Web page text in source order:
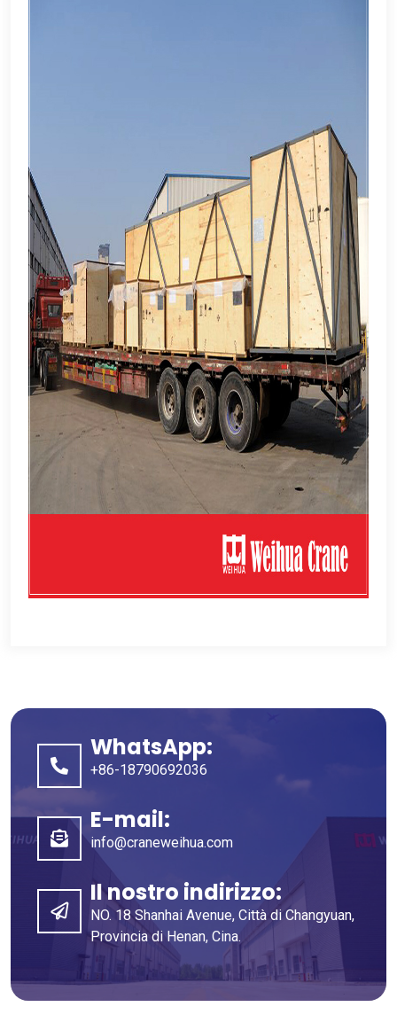
WhatsApp:
+86-18790692036
E-mail:
info@craneweihua.com
Il nostro indirizzo:
NO. 18 Shanhai Avenue, Città di Changyuan,
Provincia di Henan, Cina.